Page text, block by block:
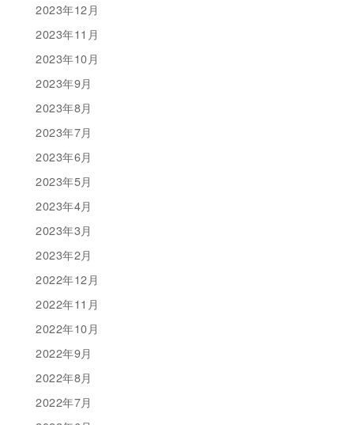
2023年12月
2023年11月
2023年10月
2023年9月
2023年8月
2023年7月
2023年6月
2023年5月
2023年4月
2023年3月
2023年2月
2022年12月
2022年11月
2022年10月
2022年9月
2022年8月
2022年7月